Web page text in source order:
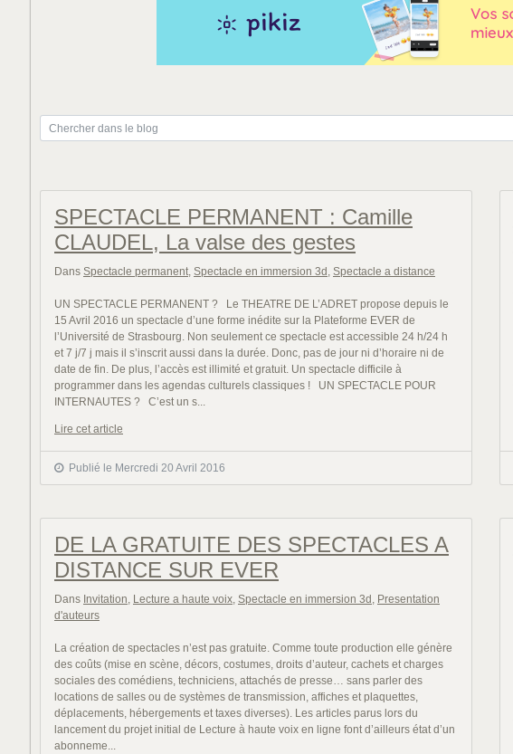
SPECTACLE PERMANENT : Camille
CLAUDEL, La valse des gestes
Dans Spectacle permanent, Spectacle en immersion 3d , Spectacle a distance
UN SPECTACLE PERMANENT ? Le THEATRE DE L’ADRET propose depuis le
15 Avril 2016 un spectacle d’une forme inédite sur la Plateforme EVER de
l’Université de Strasbourg. Non seulement ce spectacle est accessible 24 h/24 h
et 7 j/7 j mais il s’inscrit aussi dans la durée. Donc, pas de jour ni d’horaire ni de
date de fin. De plus, l’accès est illimité et gratuit. Un spectacle difficile à
programmer dans les agendas culturels classiques ! UN SPECTACLE POUR
INTERNAUTES ? C’est un s...
Lire cet article
Publié le Mercredi 20 Avril 2016
DE LA GRATUITE DES SPECTACLES A
DISTANCE SUR EVER
Dans Invitation, Lecture a haute voix, Spectacle en immersion 3d , Presentation
d'auteurs
La création de spectacles n’est pas gratuite. Comme toute production elle génère
des coûts (mise en scène, décors, costumes, droits d’auteur, cachets et charges
sociales des comédiens, techniciens, attachés de presse… sans parler des
locations de salles ou de systèmes de transmission, affiches et plaquettes,
déplacements, hébergements et taxes diverses). Les articles parus lors du
lancement du projet initial de Lecture à haute voix en ligne font d’ailleurs état d’un
abonneme...